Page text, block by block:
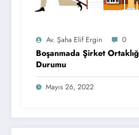
Av. Şaha Elif Ergin 0
Boşanmada Şirket
Durumu
Mayıs 26, 2022